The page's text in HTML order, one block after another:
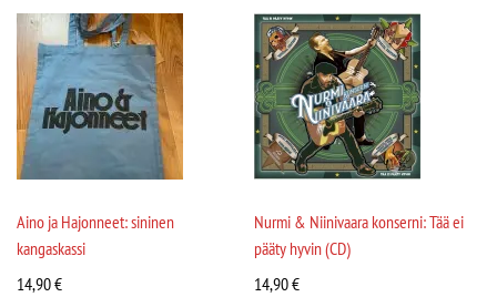
Aino ja Hajonneet: sininen
kangaskassi
14,90€
Nurmi & Niinivaara konserni: Tää ei
pääty hyvin (CD)
14,90€